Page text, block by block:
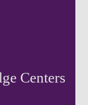
Centers